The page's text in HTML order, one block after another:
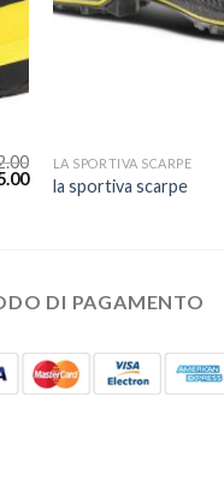
LA SPORTIVA SCARPE
la sportiva scarpe
DI PAGAMENTO